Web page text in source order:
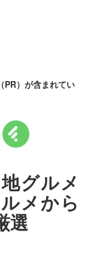
PR）が含まれてい
グルメ
メから
選